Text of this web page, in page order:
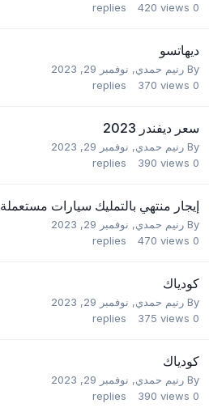
0
replies 420 views
ديهاتسو
By رنيم حمدي, نوفمبر 29, 2023
0
replies 370 views
سعر ديفندر 2023
By رنيم حمدي, نوفمبر 29, 2023
0
replies 390 views
إيجار منتهي بالتمليك سيارات مستعملة
By رنيم حمدي, نوفمبر 29, 2023
0
replies 470 views
كودياك
By رنيم حمدي, نوفمبر 29, 2023
0
replies 375 views
كودياك
By رنيم حمدي, نوفمبر 29, 2023
0
replies 390 views